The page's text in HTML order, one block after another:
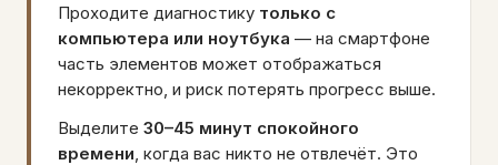
Проходите диагностику только с
компьютера или ноутбука — на смартфоне
часть элементов может отображаться
некорректно, и риск потерять прогресс выше.
Выделите 30–45 минут спокойного
времени, когда вас никто не отвлечёт. Это